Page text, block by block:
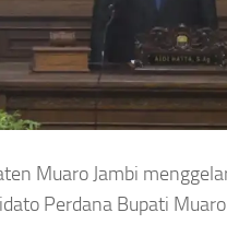
Muaro Jambi
Perdana Bupati Muaro
Bupati
HUT